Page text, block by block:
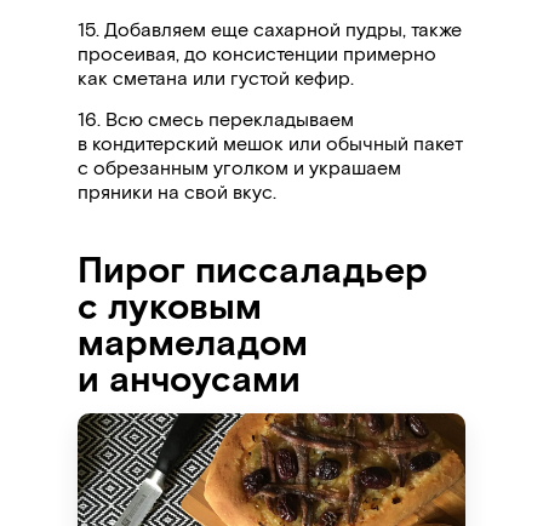
15. Добавляем еще сахарной пудры, также
просеивая, до консистенции примерно
как сметана или густой кефир.
16. Всю смесь перекладываем
в кондитерский мешок или обычный пакет
с обрезанным уголком и украшаем
пряники на свой вкус.
Пирог писсаладьер
с луковым
мармеладом
и анчоусами